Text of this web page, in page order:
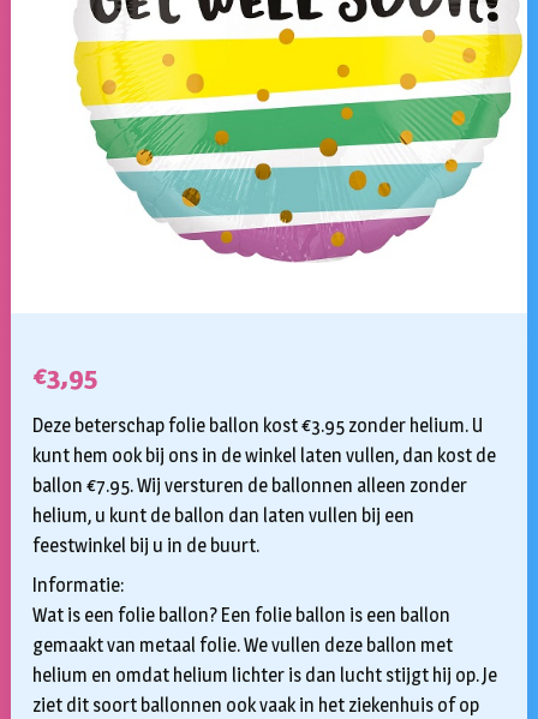
€3,95
Deze beterschap folie ballon kost €3.95 zonder helium. U
kunt hem ook bij ons in de winkel laten vullen, dan kost de
ballon €7.95. Wij versturen de ballonnen alleen zonder
helium, u kunt de ballon dan laten vullen bij een
feestwinkel bij u in de buurt.
Informatie:
Wat is een folie ballon? Een folie ballon is een ballon
gemaakt van metaal folie. We vullen deze ballon met
helium en omdat helium lichter is dan lucht stijgt hij op. Je
ziet dit soort ballonnen ook vaak in het ziekenhuis of op